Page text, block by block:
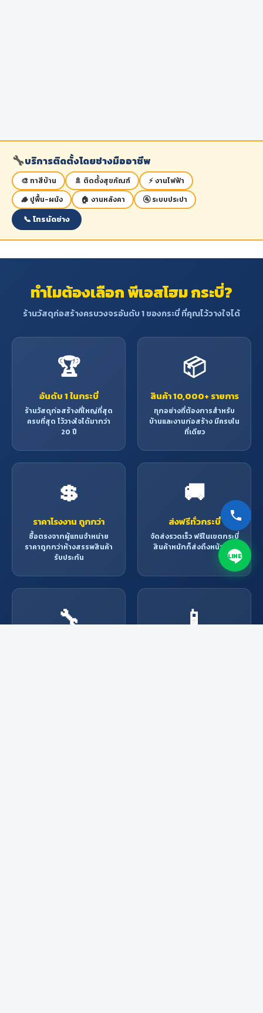
🔧บริการติดตั้งโดยช่างมืออาชีพ
🎨 ทาสีบ้าน 🚿 ติดตั้งสุขภัณฑ์
⚡ งานไฟฟ้า
🪵 ปูพื้น-ผนัง
🏠 งานหลังคา 🚰 ระบบประปา
📞 โทรนัดช่าง
ทำไมต้องเลือก พีเอสโฮม กระบี่?
ร้านวัสดุก่อสร้างครบวงจรอันดับ 1 ของกระบี่ ที่คุณไว้วางใจได้
🏆
อันดับ 1 ในกระบี่
ร้านวัสดุก่อสร้างที่ใหญ่ที่สุด
ครบที่สุด ไว้วางใจได้มากว่า
20 ปี
📦
สินค้า 10,000+ รายการ
ทุกอย่างที่ต้องการสำหรับ
บ้านและงานก่อสร้าง มีครบใน
ที่เดียว
💲
ราคาโรงงาน ถูกกว่า
ซื้อตรงจากผู้แทนจำหน่าย
ราคาถูกกว่าห้างสรรพสินค้า
รับประกัน
🚚
ส่งฟรีทั่วกระบี่
จัดส่งรวดเร็ว ฟรีในเขตกระบี่
สินค้าหนักก็ส่งถึงหน้าบ้าน
🔧 📱
LINE